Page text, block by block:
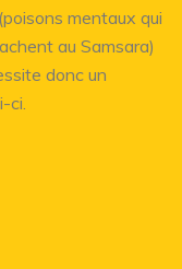
(poisons mentaux qui
au Samsara)
donc un
ci.